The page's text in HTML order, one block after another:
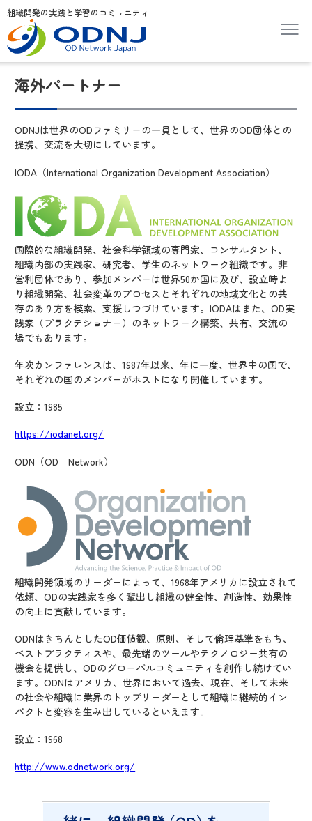
組織開発の実践と学習のコミュニティ
海外パートナー
ODNJは世界のODファミリーの一員として、世界のOD団体との
提携、交流を大切にしています。
IODA（International Organization Development Association）
国際的な組織開発、社会科学領域の専門家、コンサルタント、
組織内部の実践家、研究者、学生のネットワーク組織です。非
営利団体であり、参加メンバーは世界50か国に及び、設立時よ
り組織開発、社会変革のプロセスとそれぞれの地域文化との共
存のあり方を模索、支援しつづけています。IODAはまた、OD実
践家（プラクテショナー）のネットワーク構築、共有、交流の
場でもあります。
年次カンファレンスは、1987年以来、年に一度、世界中の国で、
それぞれの国のメンバーがホストになり開催しています。
設立：1985
https://iodanet.org/
ODN（OD Network）
組織開発領域のリーダーによって、1968年アメリカに設立されて
依頼、ODの実践家を多く輩出し組織の健全性、創造性、効果性
の向上に貢献しています。
ODNはきちんとしたOD価値観、原則、そして倫理基準をもち、
ベストプラクティスや、最先端のツールやテクノロジー共有の
機会を提供し、ODのグローバルコミュニティを創作し続けてい
ます。ODNはアメリカ、世界において過去、現在、そして未来
の社会や組織に業界のトップリーダーとして組織に継続的イン
パクトと変容を生み出しているといえます。
設立：1968
http://www.odnetwork.org/